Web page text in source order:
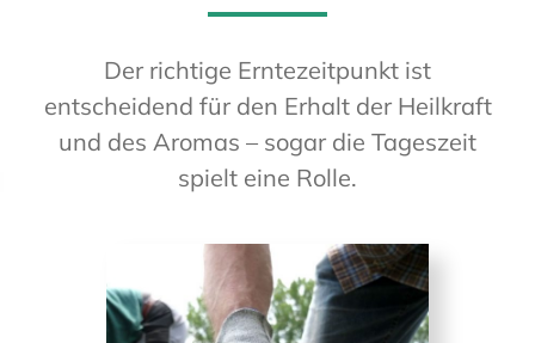
Der richtige Erntezeitpunkt ist
entscheidend für den Erhalt der Heilkraft
und des Aromas – sogar die Tageszeit
spielt eine Rolle.